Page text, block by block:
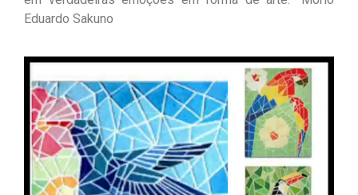
Eduardo Sakuno